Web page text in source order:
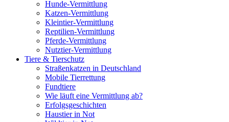
Hunde-Vermittlung
Katzen-Vermittlung
Kleintier-Vermittlung
Reptilien-Vermittlung
Pferde-Vermittlung
Nutztier-Vermittlung
Tiere & Tierschutz
Straßenkatzen in Deutschland
Mobile Tierrettung
Fundtiere
Wie läuft eine Vermittlung ab?
Erfolgsgeschichten
Haustier in Not